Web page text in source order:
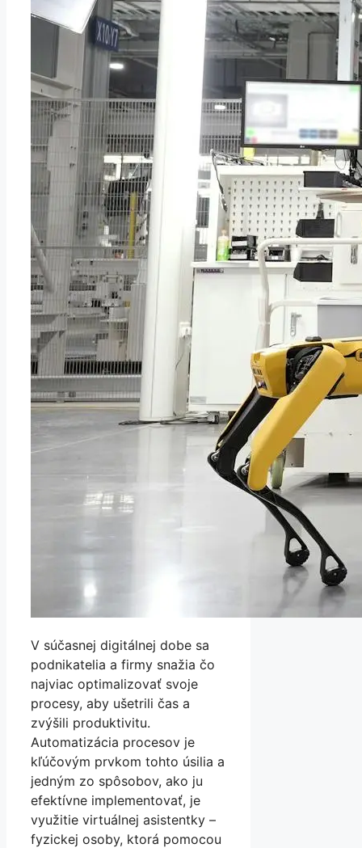
V súčasnej digitálnej dobe sa
podnikatelia a firmy snažia čo
najviac optimalizovať svoje
procesy, aby ušetrili čas a
zvýšili produktivitu.
Automatizácia procesov je
kľúčovým prvkom tohto úsilia a
jedným zo spôsobov, ako ju
efektívne implementovať, je
využitie virtuálnej asistentky –
fyzickej osoby, ktorá pomocou